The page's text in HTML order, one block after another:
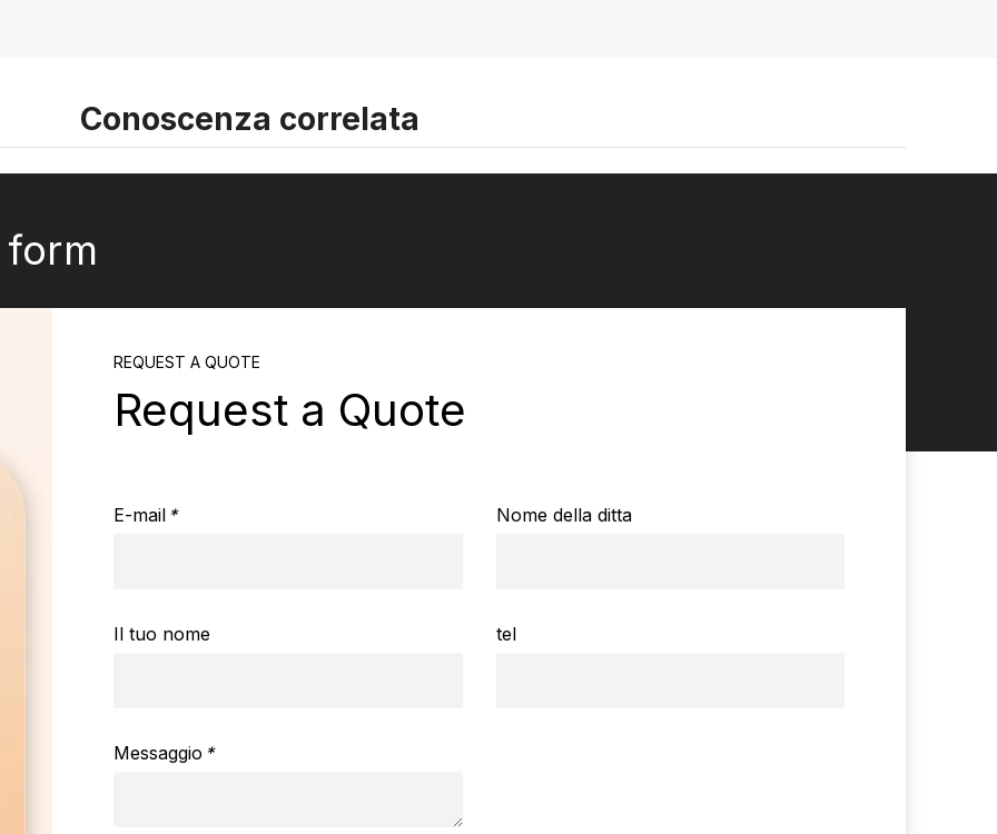
Conoscenza correlata
REQUEST A QUOTE
Request a Quote
*
E-mail Nome della ditta
Il tuo nome tel
*
Messaggio